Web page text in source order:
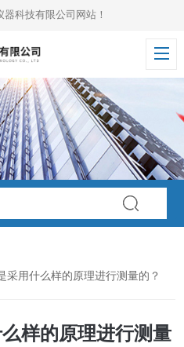
科技有限公司网站！
采用什么样的原理进行测量的？
样的原理进行测量